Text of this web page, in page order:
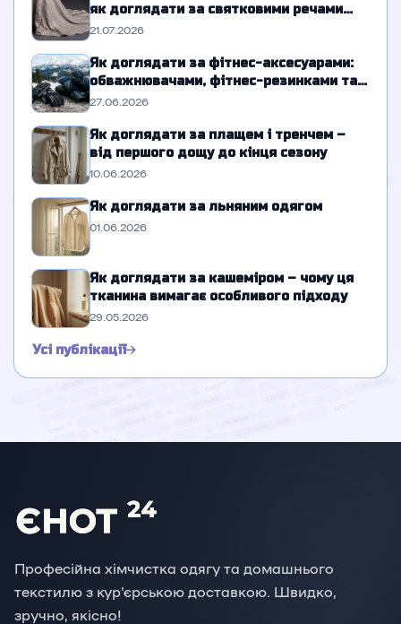
як доглядати за святковими речами
без втрати блиску
21.07.2026
Як доглядати за фітнес-аксесуарами:
обважнювачами, фітнес-резинками та
спортивними рукавичками
27.06.2026
Як доглядати за плащем і тренчем –
від першого дощу до кінця сезону
10.06.2026
Як доглядати за льняним одягом
01.06.2026
Як доглядати за кашеміром – чому ця
тканина вимагає особливого підходу
29.05.2026
Усі публікації
Професійна хімчистка одягу та домашнього
текстилю з кур'єрською доставкою. Швидко,
зручно, якісно!